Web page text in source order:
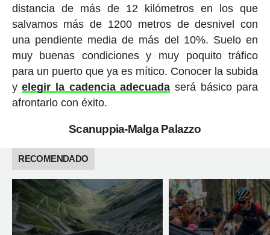
distancia de más de 12 kilómetros en los que
salvamos más de 1200 metros de desnivel con
una pendiente media de más del 10%. Suelo en
muy buenas condiciones y muy poquito tráfico
para un puerto que ya es mítico. Conocer la subida
yelegir la cadencia adecuada será básico para
afrontarlo con éxito.
Scanuppia-Malga Palazzo
RECOMENDADO